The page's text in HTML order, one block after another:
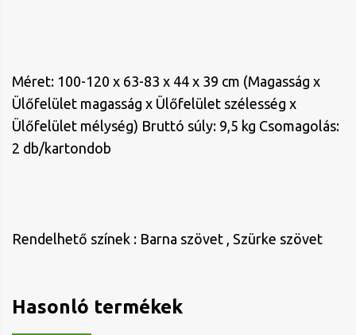
Méret: 100-120 x 63-83 x 44 x 39 cm (Magasság x
Ülőfelület magasság x Ülőfelület szélesség x
Ülőfelület mélység) Bruttó súly: 9,5 kg Csomagolás:
2 db/kartondob
Rendelhető színek : Barna szövet , Szürke szövet
Hasonló termékek